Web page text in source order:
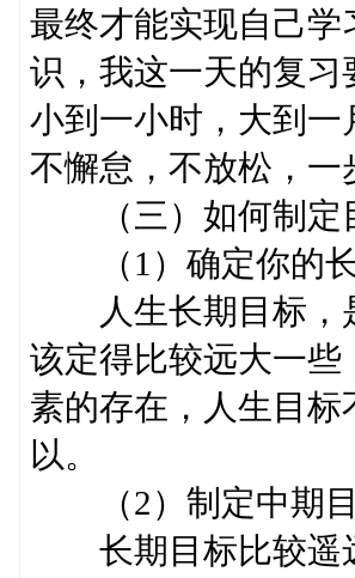
最终才能实现自己
识，我这一天的复
小到一小时，大到
不懈怠，不放松，
（三）如何制定
（1）确定你的长
人生长期目标，是
该定得比较远大一
素的存在，人生目
以。
（2）制定中期
长期目标比较遥远